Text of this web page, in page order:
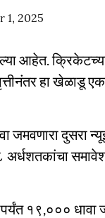
1, 2025
आहेत.
हा खेळाडू
जमवणारा दुसरा
अर्धशतकांचा
१९,०००